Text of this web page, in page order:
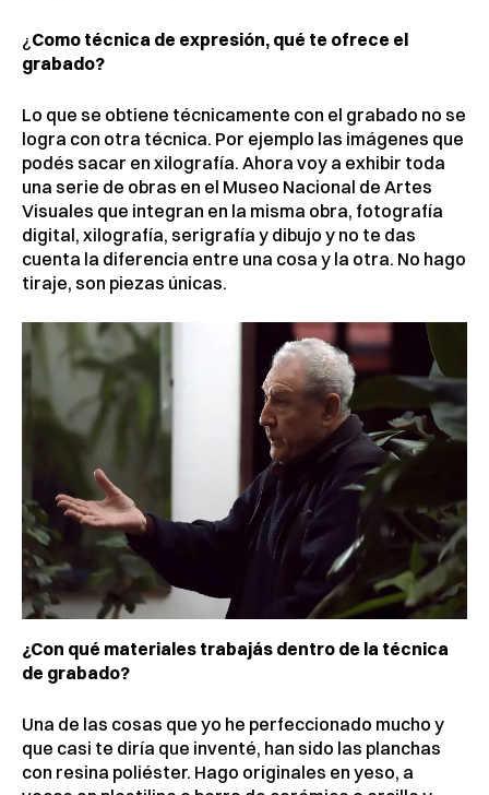
¿ Como técnica de expresión, qué te ofrece el
grabado?
Lo que se obtiene técnicamente con el grabado no se
logra con otra técnica. Por ejemplo las imágenes que
podés sacar en xilografía. Ahora voy a exhibir toda
una serie de obras en el Museo Nacional de Artes
Visuales que integran en la misma obra, fotografía
digital, xilografía, serigrafía y dibujo y no te das
cuenta la diferencia entre una cosa y la otra. No hago
tiraje, son piezas únicas.
¿Con qué materiales trabajás dentro de la técnica
de grabado?
Una de las cosas que yo he perfeccionado mucho y
que casi te diría que inventé, han sido las planchas
con resina poliéster. Hago originales en yeso, a